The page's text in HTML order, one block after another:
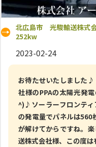
北広島市 光駿輸送株式
252kw
2023-02-24
お待たせいたしました
社様のPPAの太陽光発
^)♪ソーラーフロンテ
の発電量でパネルは
が解けてからですね。
送株式会社様、この度